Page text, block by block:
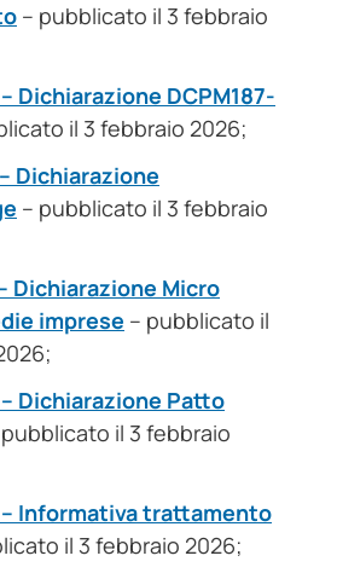
– pubblicato il 3 febbraio
Dichiarazione DCPM187-
il 3 febbraio 2026;
Dichiarazione
– pubblicato il 3 febbraio
Dichiarazione Micro
imprese – pubblicato il
Dichiarazione Patto
il 3 febbraio
Informativa trattamento
il 3 febbraio 2026;